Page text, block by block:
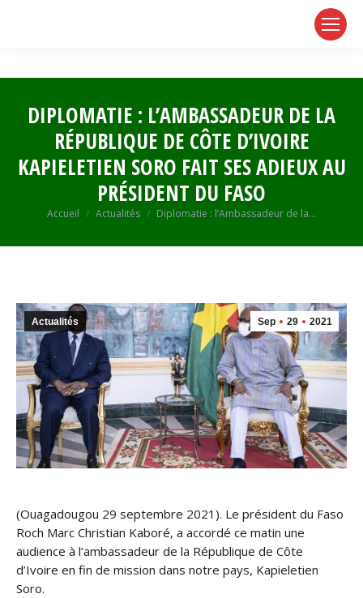
DIPLOMATIE : L’AMBASSADEUR DE LA
RÉPUBLIQUE DE CÔTE D’IVOIRE
KAPIELETIEN SORO FAIT SES ADIEUX AU
PRÉSIDENT DU FASO
Vous êtes ici :
Accueil Actualités Diplomatie : l’Ambassadeur de la…
Sep 29 2021
Actualités
(Ouagadougou 29 septembre 2021). Le président du Faso
Roch Marc Christian Kaboré, a accordé ce matin une
audience à l’ambassadeur de la République de Côte
d’Ivoire en fin de mission dans notre pays, Kapieletien
Soro.